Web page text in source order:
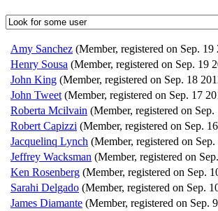
Amy Sanchez (Member, registered on Sep. 19
Henry Sousa (Member, registered on Sep. 19
John King (Member, registered on Sep. 18
John Tweet (Member, registered on Sep. 17
Roberta Mcilvain (Member, registered on
Robert Capizzi (Member, registered on Sep.
Jacquelinq Lynch (Member, registered on
Jeffrey Wacksman (Member, registered on
Ken Rosenberg (Member, registered on Sep.
Sarahi Delgado (Member, registered on Sep.
James Diamante (Member, registered on Sep.